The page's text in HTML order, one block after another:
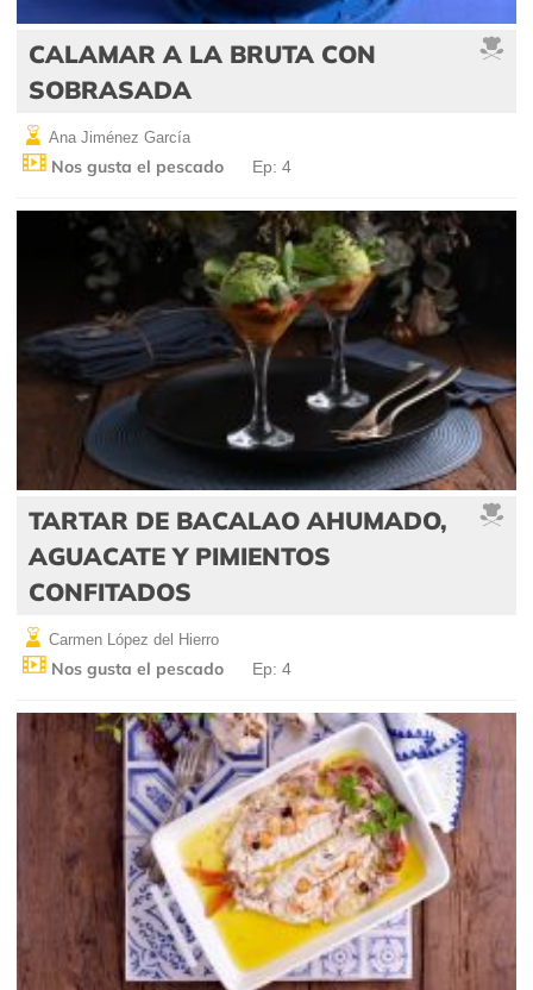
CALAMAR A LA BRUTA CON
SOBRASADA
Ana Jiménez García
Nos gusta el pescado Ep: 4
TARTAR DE BACALAO AHUMADO,
AGUACATE Y PIMIENTOS
CONFITADOS
Carmen López del Hierro
Nos gusta el pescado Ep: 4